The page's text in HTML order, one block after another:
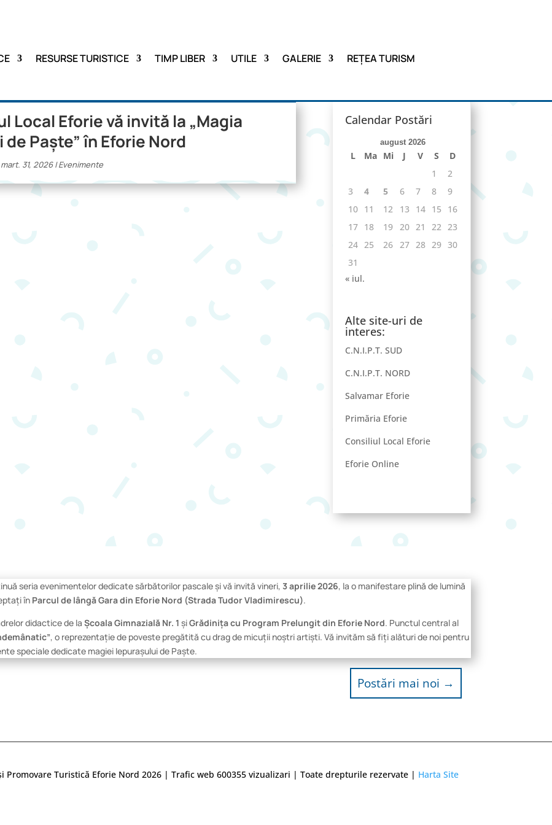
RESURSE TURISTICE TIMP LIBER UTILE GALERIE
REȚEA TURISM
Local Eforie vă invită la „Magia
Paște” în Eforie Nord
mart. 31, 2026|Evenimente
Calendar Postări
august 2026
L Ma Mi J V S
D
1
2
3
4 5 6 7 8
9
10
11 12 13 14 15
16
17
18 19 20 21 22
23
24
25 26 27 28 29 30
31
« iul.
Alte site-uri de
interes:
C.N.I.P.T. SUD
C.N.I.P.T. NORD
Salvamar Eforie
Primăria Eforie
Consiliul Local Eforie
Eforie Online
seria evenimentelor dedicate sărbătorilor pascale și vă invită vineri, 3 aprilie 2026, la o manifestare plină de lumină
în Parcul de lângă Gara din Eforie Nord (Strada Tudor Vladimirescu).
didactice de la Școala Gimnazială Nr. 1 șiGrădinița cu Program Prelungit din Eforie Nord. Punctul central al
, o reprezentație de poveste pregătită cu drag de micuții noștri artiști. Vă invităm să fiți alături de noi pentru
speciale dedicate magiei Iepurașului de Paște.
Postări mai noi →
Turistică Eforie Nord 2026 | Trafic web 600355vizualizari | Toate drepturile rezervate | Harta Site